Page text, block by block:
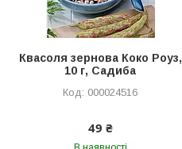
Квасоля зернова Коко Роуз,
10 г, Садиба
000024516
49 ₴